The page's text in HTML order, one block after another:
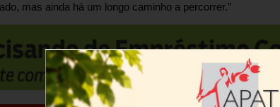
mas ainda há um longo caminho a percorrer.”